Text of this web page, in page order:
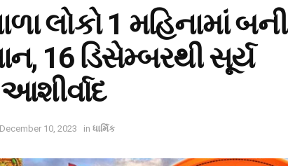
લોકો 1 મહિનામાં બની
16 ડિસેમ્બરથી સૂર્ય
December 10, 2023 in ધાર્મિક